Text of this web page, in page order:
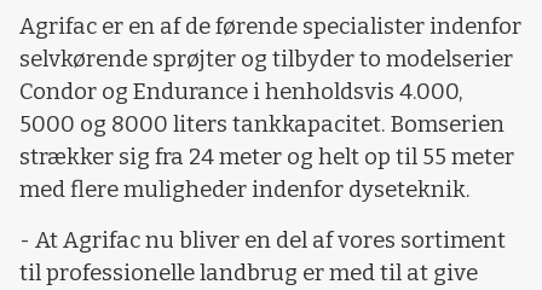
Agrifac er en af de førende specialister indenfor
selvkørende sprøjter og tilbyder to modelserier
Condor og Endurance i henholdsvis 4.000,
5000 og 8000 liters tankkapacitet. Bomserien
strækker sig fra 24 meter og helt op til 55 meter
med flere muligheder indenfor dyseteknik.
- At Agrifac nu bliver en del af vores sortiment
til professionelle landbrug er med til at give